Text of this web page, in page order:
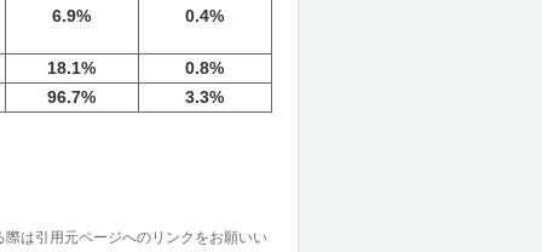
6.9% 0.4%
18.1%
0.8%
96.7%
3.3%
は引用元ページへのリンクをお願いい